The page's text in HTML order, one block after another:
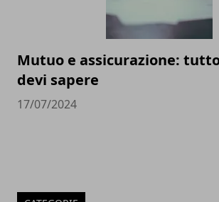
Mutuo e assicurazione:
devi sapere
17/07/2024